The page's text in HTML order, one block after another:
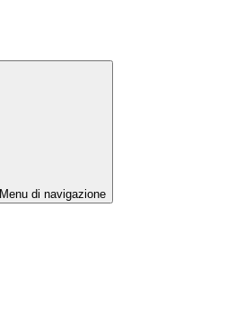
Menu di navigazione